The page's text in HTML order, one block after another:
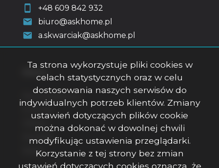
+48 609 842 932
biuro@askhome.pl
a.skwarciak@askhome.pl
Strona główna
O firmie
Kontakt
Rodo
Ta strona wykorzystuje pliki cookies w
celach statystycznych oraz w celu
dostosowania naszych serwisów do
indywidualnych potrzeb klientów. Zmiany
ustawień dotyczących plików cookie
można dokonać w dowolnej chwili
modyfikując ustawienia przeglądarki.
Korzystanie z tej strony bez zmian
ustawień dotyczących cookies oznacza, że